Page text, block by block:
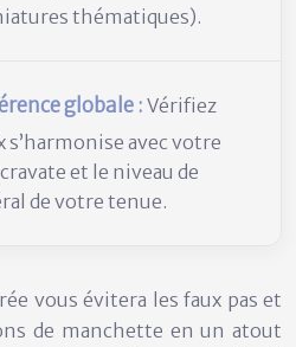
thématiques).
globale :Vérifiez
s’harmonise avec votre
et le niveau de
de votre tenue.
vous évitera les faux pas et
de manchette en un atout